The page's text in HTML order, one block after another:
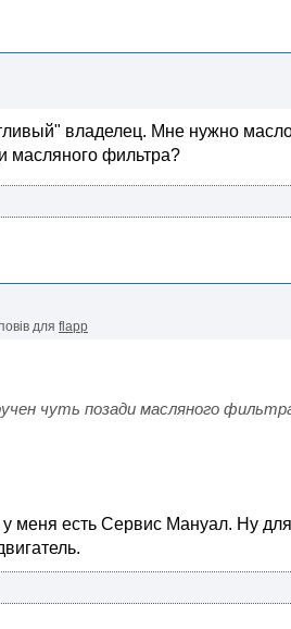
владелец. Мне нужно
масляного фильтра?
для flapp
чуть позади масляного
у меня есть Сервис Мануал. Ну